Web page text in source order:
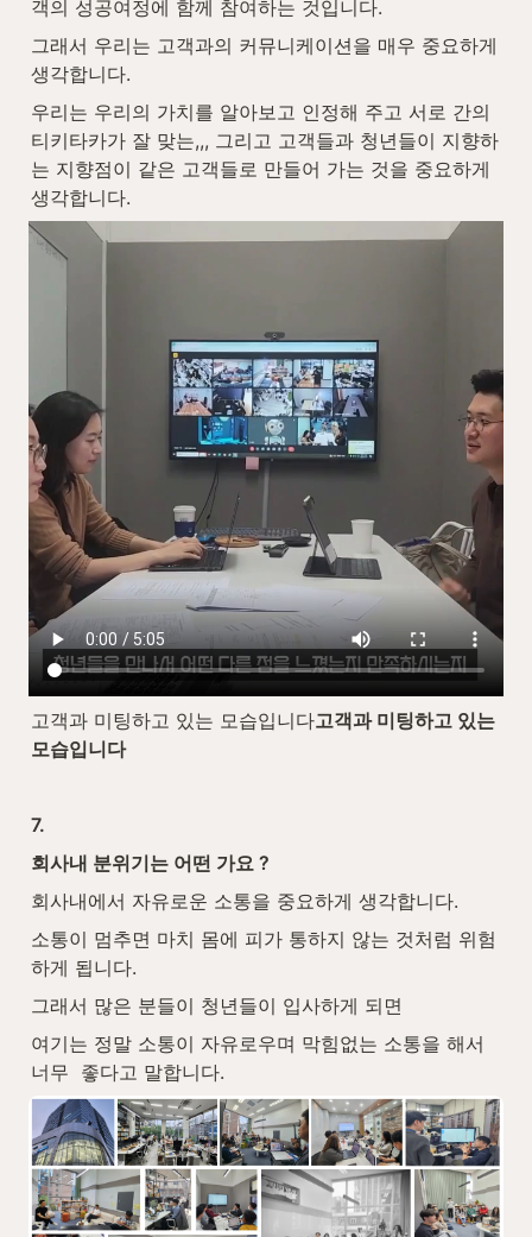
객의 성공여정에 함께 참여하는 것입니다.
그래서 우리는 고객과의 커뮤니케이션을 매우 중요하게
생각합니다.
우리는 우리의 가치를 알아보고 인정해 주고 서로 간의
티키타카가 잘 맞는,,, 그리고 고객들과 청년들이 지향하
는 지향점이 같은 고객들로 만들어 가는 것을 중요하게
생각합니다.
고객과 미팅하고 있는 모습입니다고객과 미팅하고 있는
모습입니다
7.
회사내 분위기는 어떤 가요 ?
회사내에서 자유로운 소통을 중요하게 생각합니다.
소통이 멈추면 마치 몸에 피가 통하지 않는 것처럼 위험
하게 됩니다.
그래서 많은 분들이 청년들이 입사하게 되면
여기는 정말 소통이 자유로우며 막힘없는 소통을 해서
너무  좋다고 말합니다.